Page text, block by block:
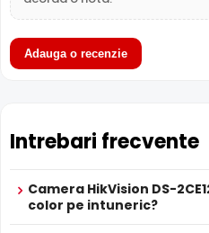
camerei HikVision DS-
imaginea din prim plan, cat si
cu contrast puternic de
LPR
Nu
ALIMENTARE
PROSPECT PRODUCATOR
tehnic
Adauga o recenzie
Intrebari frecvente
Camera HikVision DS-
color pe intuneric?